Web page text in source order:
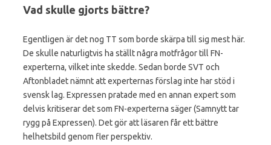
Vad skulle gjorts bättre?
Egentligen är det nog TT som borde skärpa till sig mest här.
De skulle naturligtvis ha ställt några motfrågor till FN-
experterna, vilket inte skedde. Sedan borde SVT och
Aftonbladet nämnt att experternas förslag inte har stöd i
svensk lag. Expressen pratade med en annan expert som
delvis kritiserar det som FN-experterna säger (Samnytt tar
rygg på Expressen). Det gör att läsaren får ett bättre
helhetsbild genom fler perspektiv.